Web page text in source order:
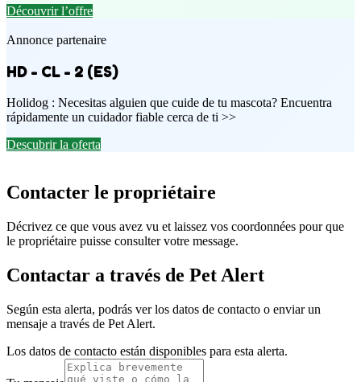
Découvrir l’offre
Annonce partenaire
HD - CL - 2 (ES)
Holidog : Necesitas alguien que cuide de tu mascota? Encuentra
rápidamente un cuidador fiable cerca de ti >>
Descubrir la oferta
Contacter le propriétaire
Décrivez ce que vous avez vu et laissez vos coordonnées pour que
le propriétaire puisse consulter votre message.
Contactar a través de Pet Alert
Según esta alerta, podrás ver los datos de contacto o enviar un
mensaje a través de Pet Alert.
Los datos de contacto están disponibles para esta alerta.